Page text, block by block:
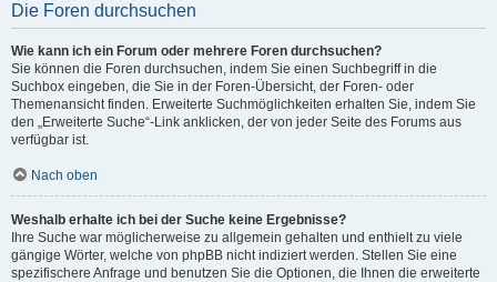
Die Foren durchsuchen
Wie kann ich ein Forum oder mehrere Foren durchsuchen?
Sie können die Foren durchsuchen, indem Sie einen Suchbegriff in die
Suchbox eingeben, die Sie in der Foren-Übersicht, der Foren- oder
Themenansicht finden. Erweiterte Suchmöglichkeiten erhalten Sie, indem Sie
den „Erweiterte Suche“-Link anklicken, der von jeder Seite des Forums aus
verfügbar ist.
Nach oben
Weshalb erhalte ich bei der Suche keine Ergebnisse?
Ihre Suche war möglicherweise zu allgemein gehalten und enthielt zu viele
gängige Wörter, welche von phpBB nicht indiziert werden. Stellen Sie eine
spezifischere Anfrage und benutzen Sie die Optionen, die Ihnen die erweiterte